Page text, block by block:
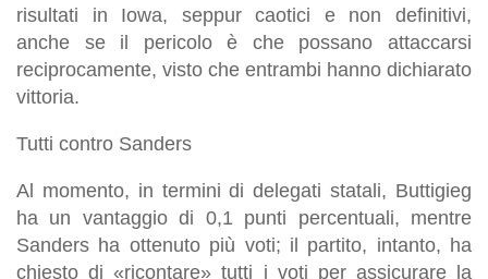
risultati in Iowa, seppur caotici e non definitivi,
anche se il pericolo è che possano attaccarsi
reciprocamente, visto che entrambi hanno dichiarato
vittoria.
Tutti contro Sanders
Al momento, in termini di delegati statali, Buttigieg
ha un vantaggio di 0,1 punti percentuali, mentre
Sanders ha ottenuto più voti; il partito, intanto, ha
chiesto di «ricontare» tutti i voti per assicurare la